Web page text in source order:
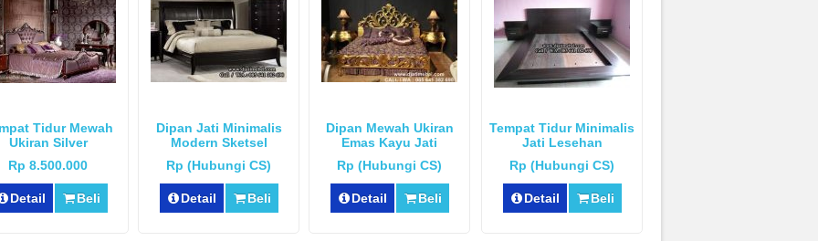
Tidur Mewah
Ukiran Silver
Rp 8.500.000
Detail Beli
Dipan Jati Minimalis
Modern Sketsel
Rp (Hubungi CS)
Detail Beli
Dipan Mewah Ukiran
Emas Kayu Jati
Rp (Hubungi CS)
Detail Beli
Tempat Tidur Minimalis
Jati Lesehan
Rp (Hubungi CS)
Detail Beli